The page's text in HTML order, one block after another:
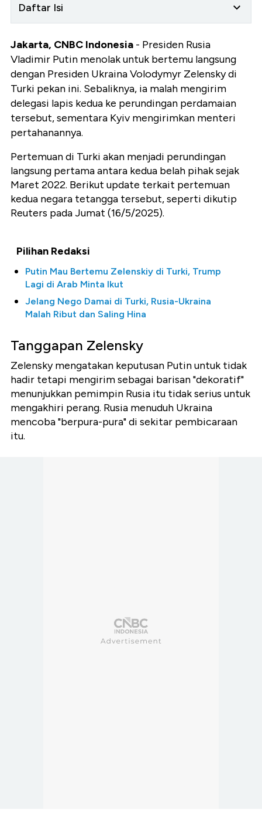
Daftar Isi
Jakarta, CNBC Indonesia - Presiden Rusia
Vladimir Putin menolak untuk bertemu langsung
dengan Presiden Ukraina Volodymyr Zelensky di
Turki pekan ini. Sebaliknya, ia malah mengirim
delegasi lapis kedua ke perundingan perdamaian
tersebut, sementara Kyiv mengirimkan menteri
pertahanannya.
Pertemuan di Turki akan menjadi perundingan
langsung pertama antara kedua belah pihak sejak
Maret 2022. Berikut update terkait pertemuan
kedua negara tetangga tersebut, seperti dikutip
Reuters pada Jumat (16/5/2025).
Pilihan Redaksi
Putin Mau Bertemu Zelenskiy di Turki, Trump
Lagi di Arab Minta Ikut
Jelang Nego Damai di Turki, Rusia-Ukraina
Malah Ribut dan Saling Hina
Tanggapan Zelensky
Zelensky mengatakan keputusan Putin untuk tidak
hadir tetapi mengirim sebagai barisan "dekoratif"
menunjukkan pemimpin Rusia itu tidak serius untuk
mengakhiri perang. Rusia menuduh Ukraina
mencoba "berpura-pura" di sekitar pembicaraan
itu.